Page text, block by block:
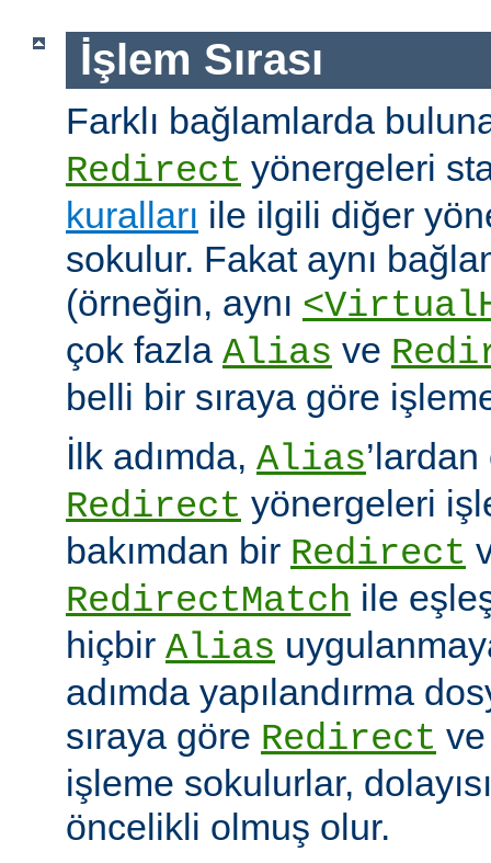
İşlem Sırası
Farklı bağlamlarda
Redirect yönergeleri
kuralları ile ilgili diğer
sokulur. Fakat aynı
(örneğin, aynı
çok fazla Alias ve
belli bir sıraya göre
İlk adımda, Alias
Redirect yönergeleri
bakımdan bir Redirect
RedirectMatch ile
hiçbir Alias
adımda yapılandırma
sıraya göre Redirect
işleme sokulurlar,
öncelikli olmuş olur.